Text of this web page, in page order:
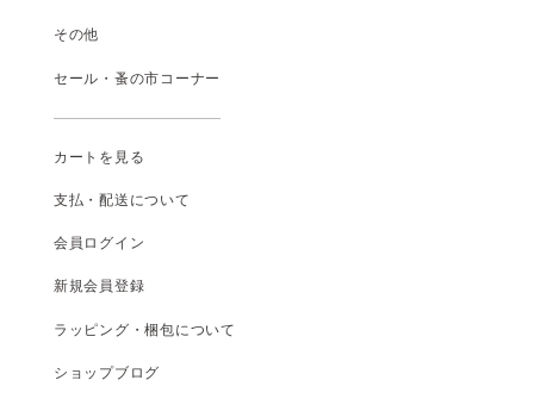
その他
セール・蚤の市コーナー
カートを見る
支払 ・配送について
会員ログイン
新規会員登録
ラッピング・梱包について
ショップブログ